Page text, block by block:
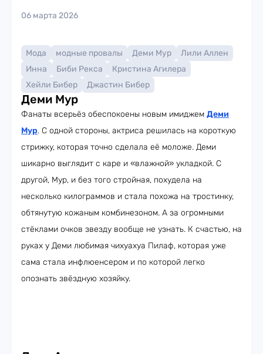
06 марта 2026
Мода модные провалы Деми Мур
Лили Аллен
Инна
Биби Рекса
Кристина Агилера
Хейли Бибер
Джастин Бибер
Деми Мур
Фанаты всерьёз обеспокоены новым имиджем Деми
Мур. С одной стороны, актриса решилась на короткую
стрижку, которая точно сделала её моложе. Деми
шикарно выглядит с каре и «влажной» укладкой. С
другой, Мур, и без того стройная, похудела на
несколько килограммов и стала похожа на тростинку,
обтянутую кожаным комбинезоном. А за огромными
стёклами очков звезду вообще не узнать. К счастью, на
руках у Деми любимая чихуахуа Пилаф, которая уже
сама стала инфлюенсером и по которой легко
опознать звёздную хозяйку.